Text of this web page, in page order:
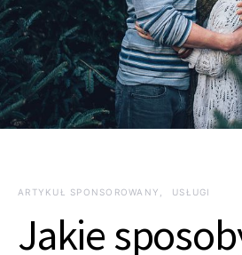
ARTYKUŁ SPONSOROWANY USŁUGI
Jakie